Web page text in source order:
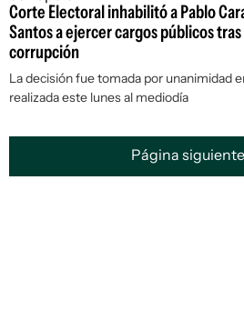
Corte Electoral inhabilitó a Pablo
Santos a ejercer cargos públicos
corrupción
La decisión fue tomada por unanimidad
realizada este lunes al mediodía
Página siguiente